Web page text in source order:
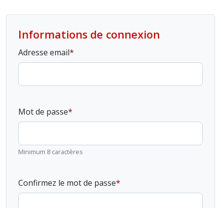
Informations de connexion
Adresse email
Mot de passe
Minimum 8 caractères
Confirmez le mot de passe